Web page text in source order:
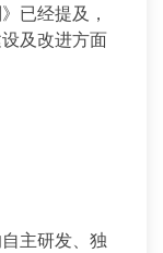
已经提及，
及改进方面
主研发、独